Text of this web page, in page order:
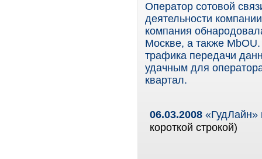
Оператор сотовой
деятельности
компания
Москве, а также
трафика передачи
удачным для
квартал.
06.03.2008 «ГудЛайн»
короткой строкой)